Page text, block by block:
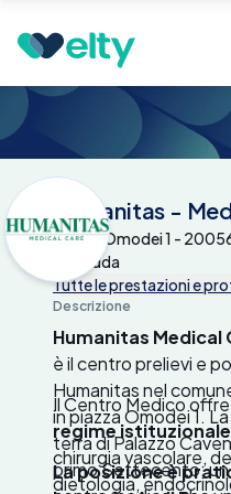
Humanitas -
Piazza Omodei 1 -
Sull'adda
Tutte le prestazioni e
Descrizione
Humanitas Medical
è il centro prelievi e
Humanitas nel
in piazza Omodei 1.
terra di Palazzo
primo Settecento:
Il Centro Medico
regime
chirurgia vascolare,
dietologia,
La posizione è